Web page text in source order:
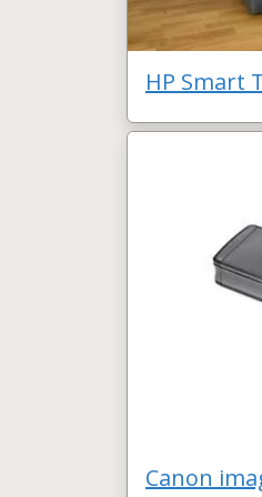
HP Smart
Canon